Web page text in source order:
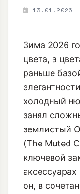
13.01.2026
Зима 2026
цвета, а
раньше
холодный
занял
землистый
(The Muted
ключевой
он, в